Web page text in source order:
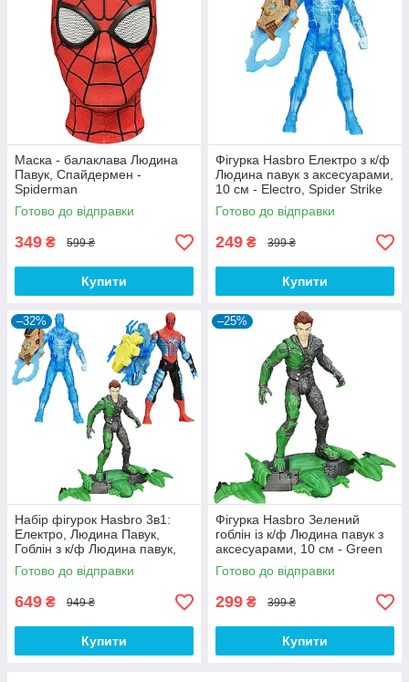
Маска - балаклава Людина
Павук, Спайдермен -
Spiderman
Готово до відправки
349 ₴ 599 ₴
Купити
Фігурка Hasbro Електро з к/ф
Людина павук з аксесуарами,
10 см - Electro, Spider Strike
Готово до відправки
249 ₴ 399 ₴
Купити
–32%
Набір фігурок Hasbro 3в1:
Електро, Людина Павук,
Гоблін з к/ф Людина павук,
10 см - Spider Strike
Готово до відправки
649 ₴ 949 ₴
Купити
–25%
Фігурка Hasbro Зелений
гоблін із к/ф Людина павук з
аксесуарами, 10 см - Green
Goblin, Spider Strike
Готово до відправки
299 ₴ 399 ₴
Купити